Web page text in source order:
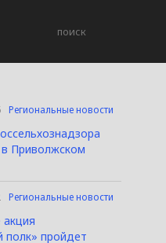
Региональные новости
Приволжском
Региональные новости
полк» пройдет